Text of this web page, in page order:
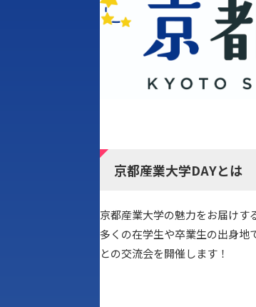
京都産業大学DAYとは
京都産業大学の魅力をお届けす
多くの在学生や卒業生の出身地
との交流会を開催します！